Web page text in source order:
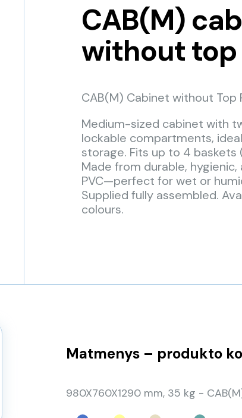
CAB(M)
without
CAB(M) Cabinet without Top
Medium-sized cabinet with
lockable compartments,
storage. Fits up to 4 baskets
Made from durable,
PVC—perfect for wet or
Supplied fully assembled.
colours.
Matmenys – produkto
980X760X1290 mm, 35 kg -